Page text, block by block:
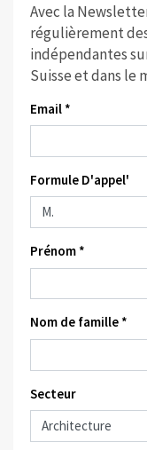
Avec la
régulièrement
indépendantes
Suisse et dans le
Email *
Formule D'appel'
Prénom *
Nom de famille *
Secteur